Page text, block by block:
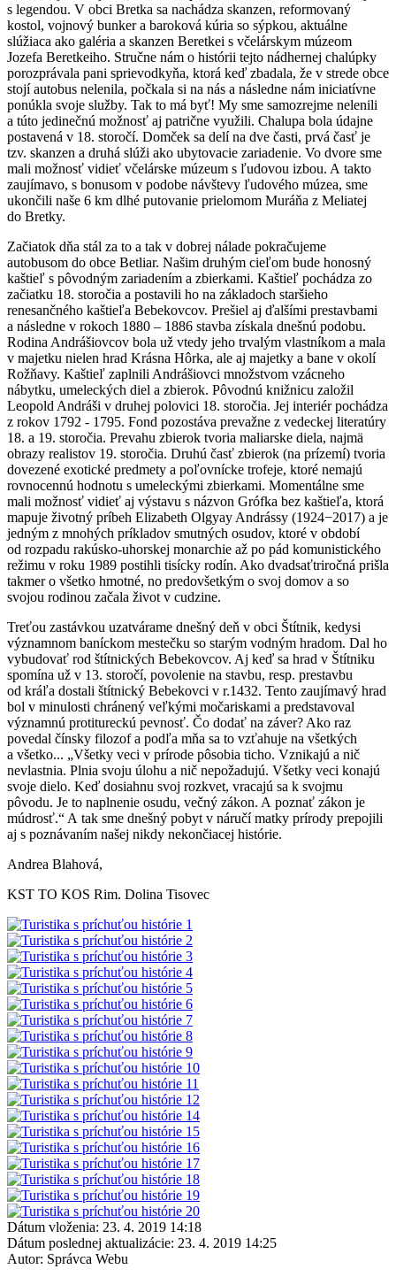
s legendou. V obci Bretka sa nachádza skanzen, reformovaný
kostol, vojnový bunker a baroková kúria so sýpkou, aktuálne
slúžiaca ako galéria a skanzen Beretkei s včelárskym múzeom
Jozefa Beretkeiho. Stručne nám o histórii tejto nádhernej chalúpky
porozprávala pani sprievodkyňa, ktorá keď zbadala, že v strede obce
stojí autobus nelenila, počkala si na nás a následne nám iniciatívne
ponúkla svoje služby. Tak to má byť! My sme samozrejme nelenili
a túto jedinečnú možnosť aj patrične využili. Chalupa bola údajne
postavená v 18. storočí. Domček sa delí na dve časti, prvá časť je
tzv. skanzen a druhá slúži ako ubytovacie zariadenie. Vo dvore sme
mali možnosť vidieť včelárske múzeum s ľudovou izbou. A takto
zaujímavo, s bonusom v podobe návštevy ľudového múzea, sme
ukončili naše 6 km dlhé putovanie prielomom Muráňa z Meliatej
do Bretky.
Začiatok dňa stál za to a tak v dobrej nálade pokračujeme
autobusom do obce Betliar. Našim druhým cieľom bude honosný
kaštieľ s pôvodným zariadením a zbierkami. Kaštieľ pochádza zo
začiatku 18. storočia a postavili ho na základoch staršieho
renesančného kaštieľa Bebekovcov. Prešiel aj ďalšími prestavbami
a následne v rokoch 1880 – 1886 stavba získala dnešnú podobu.
Rodina Andrášiovcov bola už vtedy jeho trvalým vlastníkom a mala
v majetku nielen hrad Krásna Hôrka, ale aj majetky a bane v okolí
Rožňavy. Kaštieľ zaplnili Andrášiovci množstvom vzácneho
nábytku, umeleckých diel a zbierok. Pôvodnú knižnicu založil
Leopold Andráši v druhej polovici 18. storočia. Jej interiér pochádza
z rokov 1792 - 1795. Fond pozostáva prevažne z vedeckej literatúry
18. a 19. storočia. Prevahu zbierok tvoria maliarske diela, najmä
obrazy realistov 19. storočia. Druhú časť zbierok (na prízemí) tvoria
dovezené exotické predmety a poľovnícke trofeje, ktoré nemajú
rovnocennú hodnotu s umeleckými zbierkami. Momentálne sme
mali možnosť vidieť aj výstavu s názvon Grófka bez kaštieľa, ktorá
mapuje životný príbeh Elizabeth Olgyay Andrássy (1924−2017) a je
jedným z mnohých príkladov smutných osudov, ktoré v období
od rozpadu rakúsko-uhorskej monarchie až po pád komunistického
režimu v roku 1989 postihli tisícky rodín. Ako dvadsaťtriročná prišla
takmer o všetko hmotné, no predovšetkým o svoj domov a so
svojou rodinou začala život v cudzine.
Treťou zastávkou uzatvárame dnešný deň v obci Štítnik, kedysi
významnom baníckom mestečku so starým vodným hradom. Dal ho
vybudovať rod štítnických Bebekovcov. Aj keď sa hrad v Štítniku
spomína už v 13. storočí, povolenie na stavbu, resp. prestavbu
od kráľa dostali štítnický Bebekovci v r.1432. Tento zaujímavý hrad
bol v minulosti chránený veľkými močariskami a predstavoval
významnú protitureckú pevnosť. Čo dodať na záver? Ako raz
povedal čínsky filozof a podľa mňa sa to vzťahuje na všetkých
a všetko... „Všetky veci v prírode pôsobia ticho. Vznikajú a nič
nevlastnia. Plnia svoju úlohu a nič nepožadujú. Všetky veci konajú
svoje dielo. Keď dosiahnu svoj rozkvet, vracajú sa k svojmu
pôvodu. Je to naplnenie osudu, večný zákon. A poznať zákon je
múdrosť.“ A tak sme dnešný pobyt v náručí matky prírody prepojili
aj s poznávaním našej nikdy nekončiacej histórie.
Andrea Blahová,
KST TO KOS Rim. Dolina Tisovec
Dátum vloženia: 23. 4. 2019 14:18
Dátum poslednej aktualizácie: 23. 4. 2019 14:25
Autor: Správca Webu